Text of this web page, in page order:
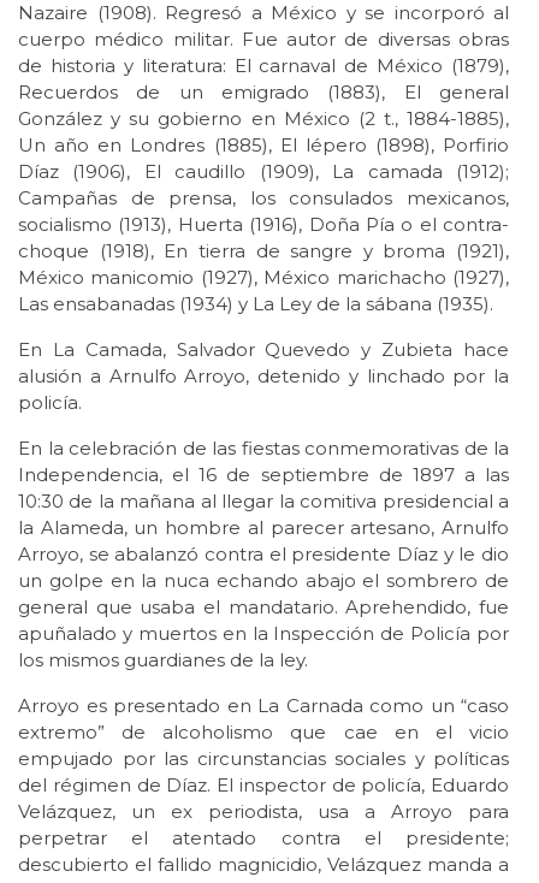
Nazaire (1908). Regresó a México y se incorporó al
cuerpo médico militar. Fue autor de diversas obras
de historia y literatura: El carnaval de México (1879),
Recuerdos de un emigrado (1883), El general
González y su gobierno en México (2 t., 1884-1885),
Un año en Londres (1885), El lépero (1898), Porfirio
Díaz (1906), El caudillo (1909), La camada (1912);
Campañas de prensa, los consulados mexicanos,
socialismo (1913), Huerta (1916), Doña Pía o el contra-
choque (1918), En tierra de sangre y broma (1921),
México manicomio (1927), México marichacho (1927),
Las ensabanadas (1934) y La Ley de la sábana (1935).
En La Camada, Salvador Quevedo y Zubieta hace
alusión a Arnulfo Arroyo, detenido y linchado por la
policía.
En la celebración de las fiestas conmemorativas de la
Independencia, el 16 de septiembre de 1897 a las
10:30 de la mañana al llegar la comitiva presidencial a
la Alameda, un hombre al parecer artesano, Arnulfo
Arroyo, se abalanzó contra el presidente Díaz y le dio
un golpe en la nuca echando abajo el sombrero de
general que usaba el mandatario. Aprehendido, fue
apuñalado y muertos en la Inspección de Policía por
los mismos guardianes de la ley.
Arroyo es presentado en La Carnada como un “caso
extremo” de alcoholismo que cae en el vicio
empujado por las circunstancias sociales y políticas
del régimen de Díaz. El inspector de policía, Eduardo
Velázquez, un ex periodista, usa a Arroyo para
perpetrar el atentado contra el presidente;
descubierto el fallido magnicidio, Velázquez manda a